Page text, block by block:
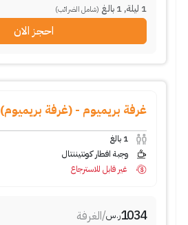
1 ليلة,
1 بالغ (شامل الضرائب)
احجز الان
غرفة بريميوم - (غرفة بريميوم)
1 بالغ
وجبة افطار كونتيننتال
غير قابل للاسترجاع
1034ر.س/الغرفة